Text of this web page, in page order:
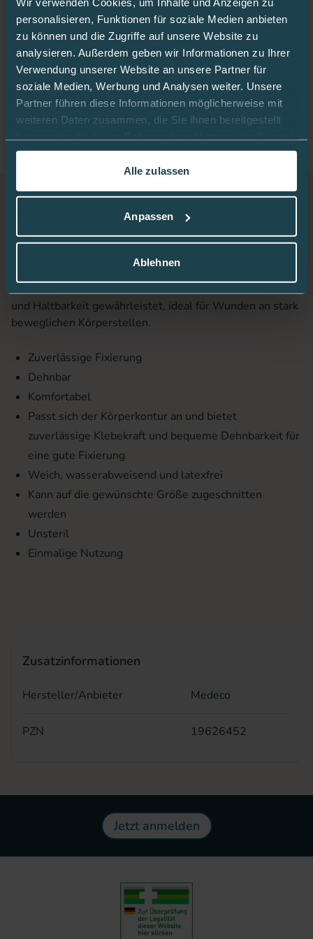
personalisieren, Funktionen für soziale Medien anbieten
zu können und die Zugriffe auf unsere Website zu
analysieren. Außerdem geben wir Informationen zu Ihrer
Verwendung unserer Website an unsere Partner für
soziale Medien, Werbung und Analysen weiter. Unsere
Partner führen diese Informationen möglicherweise mit
weiteren Daten zusammen, die Sie ihnen bereitgestellt
gesammelt haben.
In dieser
Alle zulassen
Anpassen
Ablehnen
Add to Cart or Wish List
In den Warenkorb
Beschreibung
Kliniplast fix stretch eignet sich ideal zur zuverlässigen
und ist dank seines dehnbaren Materials, das Komfort
und Haltbarkeit gewährleistet, ideal für Wunden an stark
beweglichen Körperstellen.
Zuverlässige Fixierung
Dehnbar
Komfortabel
Passt sich der Körperkontur an und bietet
zuverlässige Klebekraft und bequeme Dehnbarkeit für
eine gute Fixierung
Weich, wasserabweisend und latexfrei
Kann auf die gewünschte Größe zugeschnitten
werden
Unsteril
Einmalige Nutzung
Zusatzinformationen
Hersteller/Anbieter Medeco
PZN 19626452
Jetzt anmelden